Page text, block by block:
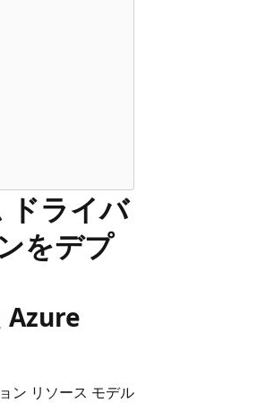
ライバ
をデプ
Azure
ン リソース モデル